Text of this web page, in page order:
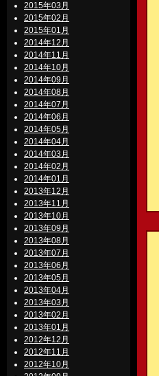
2015年03月
2015年02月
2015年01月
2014年12月
2014年11月
2014年10月
2014年09月
2014年08月
2014年07月
2014年06月
2014年05月
2014年04月
2014年03月
2014年02月
2014年01月
2013年12月
2013年11月
2013年10月
2013年09月
2013年08月
2013年07月
2013年06月
2013年05月
2013年04月
2013年03月
2013年02月
2013年01月
2012年12月
2012年11月
2012年10月